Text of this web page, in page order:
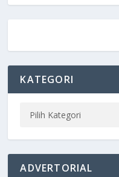
KATEGORI
ADVERTORIAL